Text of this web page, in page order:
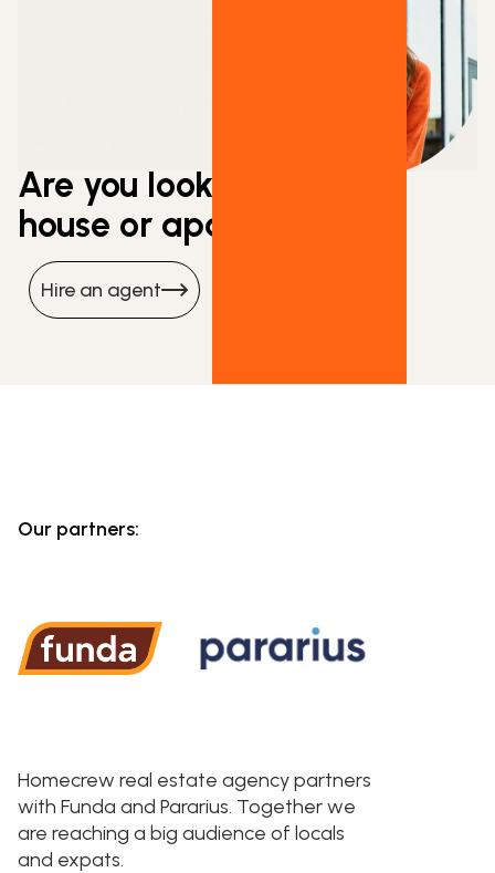
Are you looking to rent a
house or apartment?
Hire an agent
Our partners:
Homecrew real estate agency partners
with Funda and Pararius. Together we
are reaching a big audience of locals
and expats.